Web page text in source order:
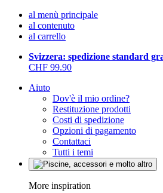
al menù principale
al contenuto
al carrello
Svizzera: spedizione standard
CHF 99.90
Aiuto
Dov'è il mio ordine?
Restituzione prodotti
Costi di spedizione
Opzioni di pagamento
Contattaci
Tutti i temi
More inspiration